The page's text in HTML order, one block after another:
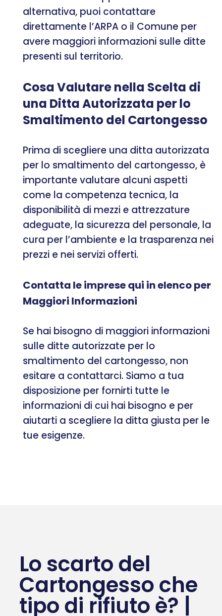
alternativa, puoi contattare
direttamente l’ARPA o il Comune per
avere maggiori informazioni sulle ditte
presenti sul territorio.
Cosa Valutare nella Scelta di
una Ditta Autorizzata per lo
Smaltimento del Cartongesso
Prima di scegliere una ditta autorizzata
per lo smaltimento del cartongesso, è
importante valutare alcuni aspetti
come la competenza tecnica, la
disponibilità di mezzi e attrezzature
adeguate, la sicurezza del personale, la
cura per l’ambiente e la trasparenza nei
prezzi e nei servizi offerti.
Contatta le imprese qui in elenco per
Maggiori Informazioni
Se hai bisogno di maggiori informazioni
sulle ditte autorizzate per lo
smaltimento del cartongesso, non
esitare a contattarci. Siamo a tua
disposizione per fornirti tutte le
informazioni di cui hai bisogno e per
aiutarti a scegliere la ditta giusta per le
tue esigenze.
Lo scarto del
Cartongesso che
tipo di rifiuto è? |